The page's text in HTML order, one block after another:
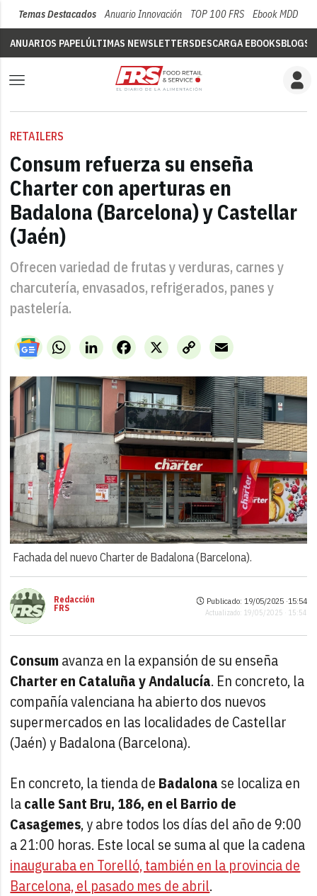
Temas Destacados Anuario Innovación TOP 100 FRS Ebook MDD
ANUARIOS PAPELÚLTIMAS NEWSLETTERSDESCARGA EBOOKSBLOGS
RETAILERS
Consum refuerza su enseña
Charter con aperturas en
Badalona (Barcelona) y Castellar
(Jaén)
Ofrecen variedad de frutas y verduras, carnes y
charcutería, envasados, refrigerados, panes y
pastelería.
WhatsAppLinkedIn X
Facebook
Copy
Link
Email
Fachada del nuevo Charter de Badalona (Barcelona).
Redacción
FRS
Publicado: 19/05/2025 ·15:54
Actualizado: 19/05/2025 · 15:54
Consum avanza en la expansión de su enseña
Charter en Cataluña y Andalucía. En concreto, la
compañía valenciana ha abierto dos nuevos
supermercados en las localidades de Castellar
(Jaén) y Badalona (Barcelona).
En concreto, la tienda de Badalona se localiza en
lacalle Sant Bru, 186, en el Barrio de
Casagemes, y abre todos los días del año de 9:00
a 21:00 horas. Este local se suma al que la cadena
inauguraba en Torelló, también en la provincia de
Barcelona, el pasado mes de abril.